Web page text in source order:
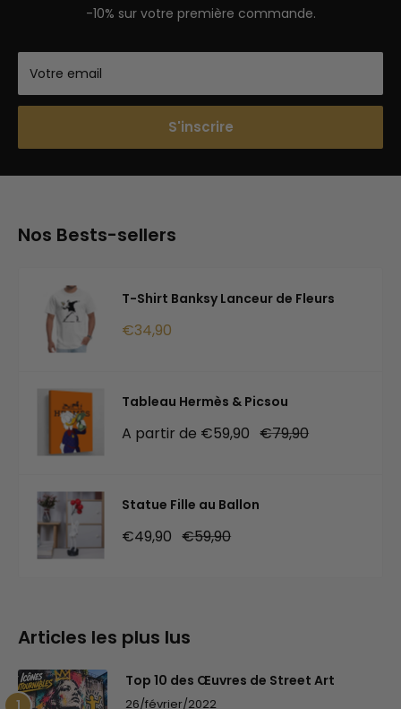
-10% sur votre première commande.
Votre email
S'inscrire
Nos Bests-sellers
T-Shirt Banksy Lanceur de Fleurs
Prix
réduit
€34,90
Tableau Hermès & Picsou
Prix
réduit
A partir de €59,90 Prix
normal
€79,90
Statue Fille au Ballon
Prix
réduit
€49,90 Prix
normal
€59,90
Articles les plus lus
Top 10 des Œuvres de Street Art
26/février/2022